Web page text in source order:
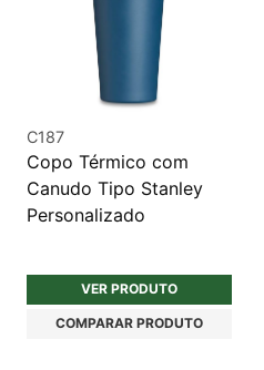
C187
Copo Térmico com
Canudo Tipo Stanley
Personalizado
VER PRODUTO
COMPARAR PRODUTO